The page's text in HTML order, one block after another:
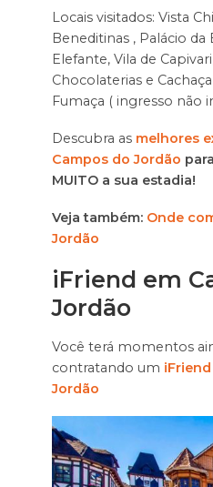
Locais visitados: Vista
Beneditinas , Palácio
Elefante, Vila de
Chocolaterias e
Fumaça ( ingresso não
Descubra as melhores
Campos do Jordão
MUITO a sua estadia!
Veja também: Onde
Jordão
iFriend em
Jordão
Você terá momentos
contratando um
Jordão